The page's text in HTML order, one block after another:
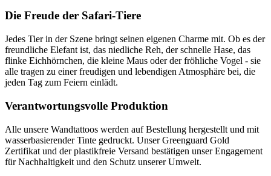
Die Freude der Safari-Tiere
Jedes Tier in der Szene bringt seinen eigenen Charme mit. Ob es der
freundliche Elefant ist, das niedliche Reh, der schnelle Hase, das
flinke Eichhörnchen, die kleine Maus oder der fröhliche Vogel - sie
alle tragen zu einer freudigen und lebendigen Atmosphäre bei, die
jeden Tag zum Feiern einlädt.
Verantwortungsvolle Produktion
Alle unsere Wandtattoos werden auf Bestellung hergestellt und mit
wasserbasierender Tinte gedruckt. Unser Greenguard Gold
Zertifikat und der plastikfreie Versand bestätigen unser Engagement
für Nachhaltigkeit und den Schutz unserer Umwelt.